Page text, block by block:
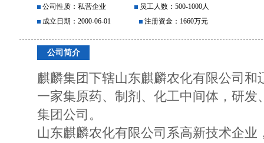
公司性质：私营企业
员工人数：500-1000人
成立日期：2000-06-01
注册资金：1660万元
公司简介
麒麟集团下辖山东麒麟农化有限公司
一家集原药、制剂、化工中间体，研
集团公司。
山东麒麟农化有限公司系高新技术企业